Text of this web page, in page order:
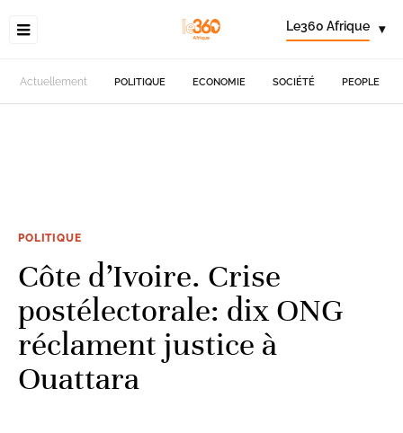
Le360 Afrique ▾
Actuellement POLITIQUE ECONOMIE SOCIÉTÉ PEOPLE
POLITIQUE
Côte d’Ivoire. Crise
postélectorale: dix ONG
réclament justice à
Ouattara